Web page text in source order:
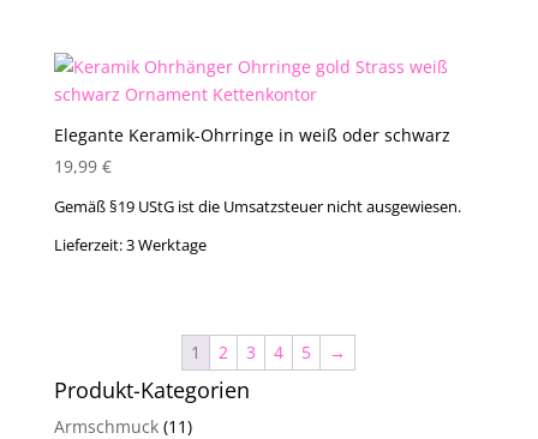
Elegante Keramik-Ohrringe in weiß oder schwarz
19,99 €
Gemäß §19 UStG ist die Umsatzsteuer nicht ausgewiesen.
Lieferzeit:3 Werktage
1 2 3 4 5 →
Produkt-Kategorien
Armschmuck (11)